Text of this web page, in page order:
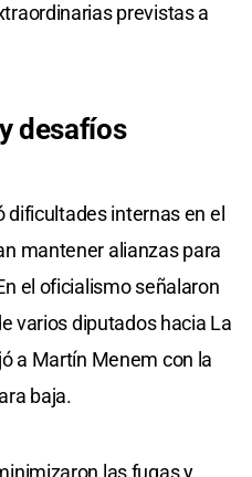
previstas a
desafíos
internas en el
mantener alianzas para
el oficialismo señalaron
varios diputados hacia La
a Martín Menem con la
baja.
las fugas y